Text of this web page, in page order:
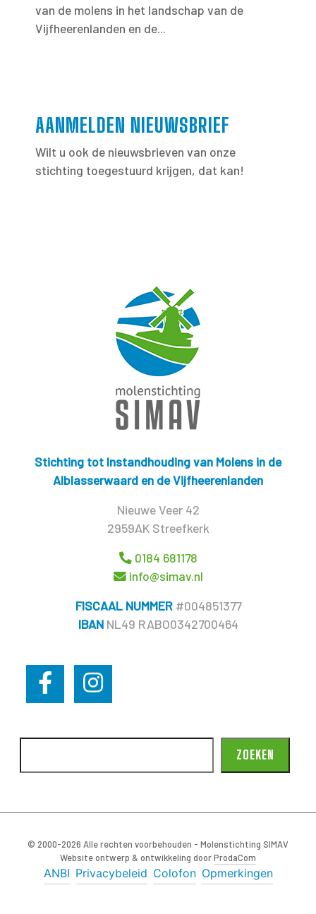
van de molens in het landschap van de
Vijfheerenlanden en de...
AANMELDEN NIEUWSBRIEF
Wilt u ook de nieuwsbrieven van onze
stichting toegestuurd krijgen, dat kan!
Stichting tot Instandhouding van Molens in de
Alblasserwaard en de Vijfheerenlanden
Nieuwe Veer 42
2959AK Streefkerk
0184 681178
info@simav.nl
FISCAAL NUMMER#004851377
IBAN NL49 RABO0342700464
ZOEKEN
© 2000-2026 Alle rechten voorbehouden - Molenstichting SIMAV
Website ontwerp & ontwikkeling doorProdaCom
ANBI Privacybeleid Colofon Opmerkingen